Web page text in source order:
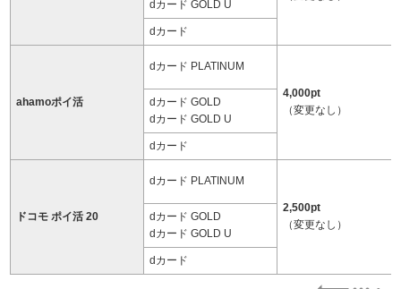
dカード GOLD U
dカード
ahamoポイ活
dカード PLATINUM
4,000pt
（変更なし）
dカード GOLD
dカード GOLD U
dカード
ドコモ ポイ活 20
dカード PLATINUM
2,500pt
（変更なし）
dカード GOLD
dカード GOLD U
dカード